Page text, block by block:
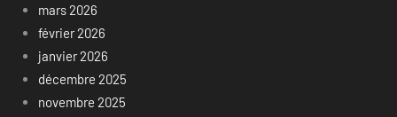
mars 2026
février 2026
janvier 2026
décembre 2025
novembre 2025